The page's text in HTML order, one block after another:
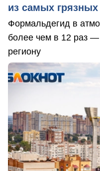
из самых грязных
Формальдегид в
более чем в 12 раз —
региону